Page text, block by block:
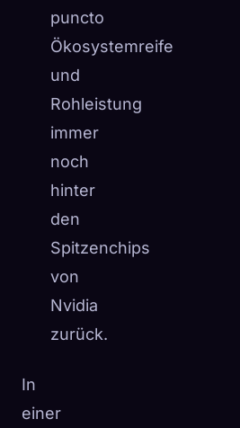
puncto
Ökosystemreife
und
Rohleistung
immer
noch
hinter
den
Spitzenchips
von
Nvidia
zurück.
In
einer